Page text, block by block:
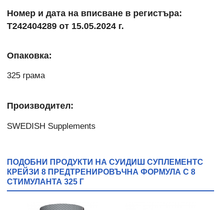
Номер и дата на вписване в регистъра:
Т242404289 от 15.05.2024 г.
Опаковка:
325 грама
Производител:
SWEDISH Supplements
ПОДОБНИ ПРОДУКТИ НА СУИДИШ СУПЛЕМЕНТС
КРЕЙЗИ 8 ПРЕДТРЕНИРОВЪЧНА ФОРМУЛА С 8
СТИМУЛАНТА 325 Г